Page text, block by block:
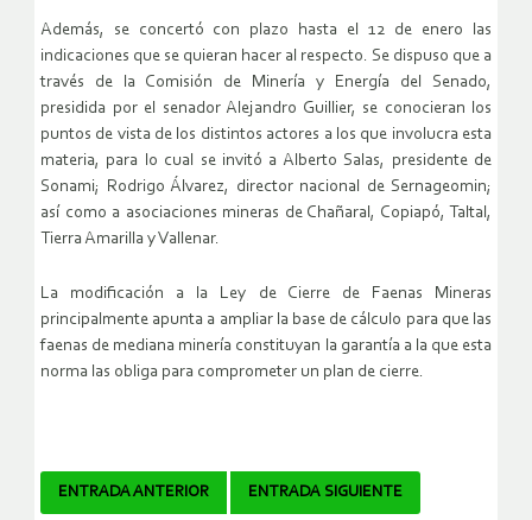
Además, se concertó con plazo hasta el 12 de enero las
indicaciones que se quieran hacer al respecto. Se dispuso que a
través de la Comisión de Minería y Energía del Senado,
presidida por el senador Alejandro Guillier, se conocieran los
puntos de vista de los distintos actores a los que involucra esta
materia, para lo cual se invitó a Alberto Salas, presidente de
Sonami; Rodrigo Álvarez, director nacional de Sernageomin;
así como a asociaciones mineras de Chañaral, Copiapó, Taltal,
Tierra Amarilla y Vallenar.
La modificación a la Ley de Cierre de Faenas Mineras
principalmente apunta a ampliar la base de cálculo para que las
faenas de mediana minería constituyan la garantía a la que esta
norma las obliga para comprometer un plan de cierre.
Navegador
ENTRADA ANTERIOR ENTRADA SIGUIENTE